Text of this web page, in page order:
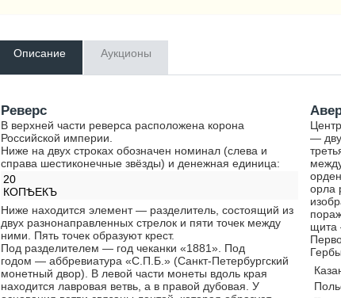
Описание Аукционы
Реверс
В верхней части реверса расположена корона
Российской империи.
Ниже на двух строках обозначен номинал (слева и
справа шестиконечные звёзды) и денежная единица:
20
КОПѢЕКЪ
Ниже находится элемент — разделитель, состоящий из
двух разнонаправленных стрелок и пяти точек между
ними. Пять точек образуют крест.
Под разделителем — год чеканки «1881». Под
годом — аббревиатура «С.П.Б.» (Санкт-Петербургский
монетный двор). В левой части монеты вдоль края
находится лавровая ветвь, а в правой дубовая. У
—
орла
щита